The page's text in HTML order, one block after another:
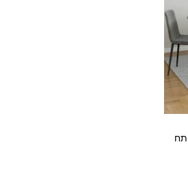
ס"מ נפתח